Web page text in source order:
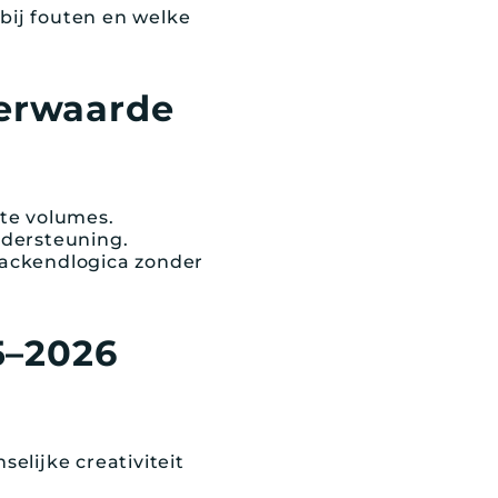
fouten en welke
volumes.
zonder
creativiteit